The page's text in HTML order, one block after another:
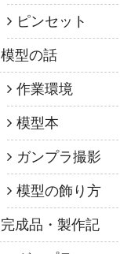
ピンセット
模型の話
作業環境
模型本
ガンプラ撮影
模型の飾り方
完成品・製作記